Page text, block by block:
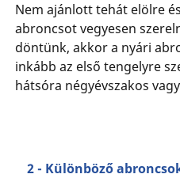
Nem ajánlott tehát elölre
abroncsot vegyesen
döntünk, akkor a nyári
inkább az első tengelyre
hátsóra négyévszakos
2 - Különböző